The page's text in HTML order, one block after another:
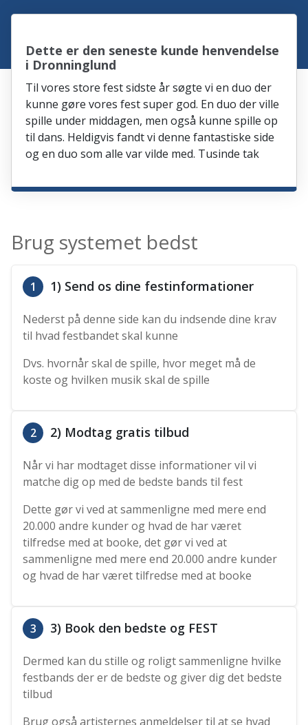
Dette er den seneste kunde henvendelse
i Dronninglund
Til vores store fest sidste år søgte vi en duo der
kunne gøre vores fest super god. En duo der ville
spille under middagen, men også kunne spille op
til dans. Heldigvis fandt vi denne fantastiske side
og en duo som alle var vilde med. Tusinde tak
Brug systemet bedst
1 1) Send os dine festinformationer
Nederst på denne side kan du indsende dine krav
til hvad festbandet skal kunne
Dvs. hvornår skal de spille, hvor meget må de
koste og hvilken musik skal de spille
2 2) Modtag gratis tilbud
Når vi har modtaget disse informationer vil vi
matche dig op med de bedste bands til fest
Dette gør vi ved at sammenligne med mere end
20.000 andre kunder og hvad de har været
tilfredse med at booke, det gør vi ved at
sammenligne med mere end 20.000 andre kunder
og hvad de har været tilfredse med at booke
3 3) Book den bedste og FEST
Dermed kan du stille og roligt sammenligne hvilke
festbands der er de bedste og giver dig det bedste
tilbud
Brug også artisternes anmeldelser til at se hvad